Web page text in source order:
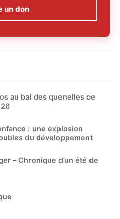
un don
au bal des quenelles ce
: une explosion
du développement
– Chronique d’un été de